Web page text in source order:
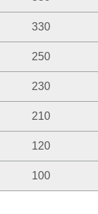
330
250
230
210
120
100